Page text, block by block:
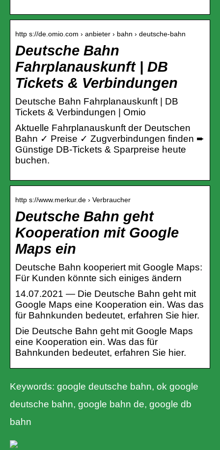
http s://de.omio.com › anbieter › bahn › deutsche-bahn
Deutsche Bahn
Fahrplanauskunft | DB
Tickets & Verbindungen
Deutsche Bahn Fahrplanauskunft | DB
Tickets & Verbindungen | Omio
Aktuelle Fahrplanauskunft der Deutschen
Bahn ✓ Preise ✓ Zugverbindungen finden ➨
Günstige DB-Tickets & Sparpreise heute
buchen.
http s://www.merkur.de › Verbraucher
Deutsche Bahn geht
Kooperation mit Google
Maps ein
Deutsche Bahn kooperiert mit Google Maps:
Für Kunden könnte sich einiges ändern
14.07.2021 — Die Deutsche Bahn geht mit
Google Maps eine Kooperation ein. Was das
für Bahnkunden bedeutet, erfahren Sie hier.
Die Deutsche Bahn geht mit Google Maps
eine Kooperation ein. Was das für
Bahnkunden bedeutet, erfahren Sie hier.
Keywords: google deutsche bahn, ok google
deutsche bahn, google bahn de, google db
bahn